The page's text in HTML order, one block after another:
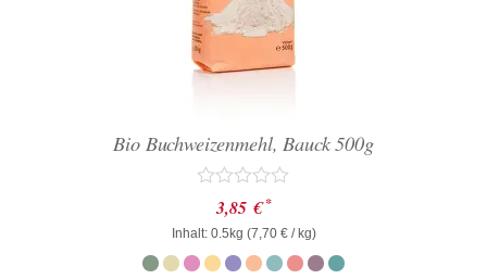
Bio Buchweizenmehl, Bauck 500g
Bewertet
mit
0
von
5
3,85 € *
Inhalt: 0.5kg (7,70 €/ kg)